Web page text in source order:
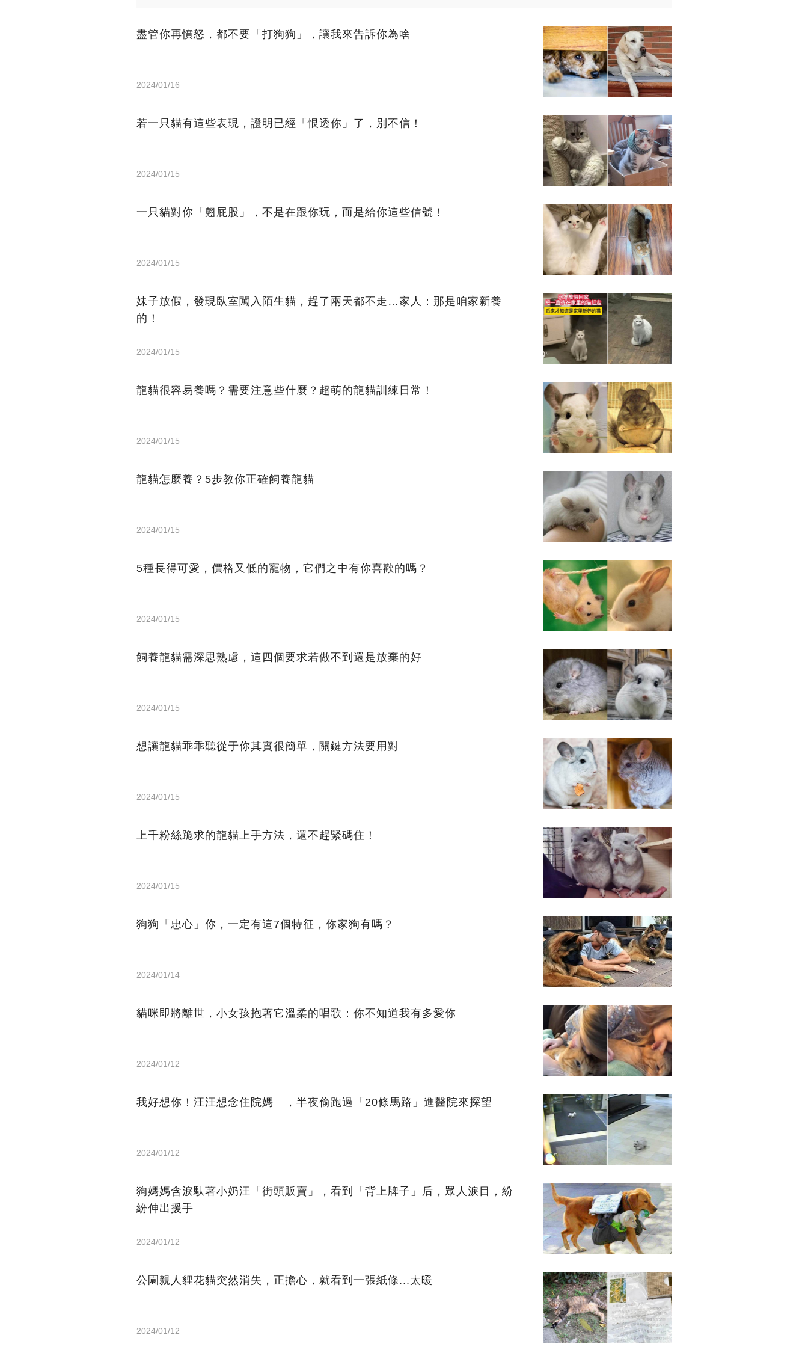
盡管你再憤怒，都不要「打狗狗」，讓我來告訴你為啥
2024/01/16
若一只貓有這些表現，證明已經「恨透你」了，別不信！
2024/01/15
一只貓對你「翹屁股」，不是在跟你玩，而是給你這些信號！
2024/01/15
妹子放假，發現臥室闖入陌生貓，趕了兩天都不走…家人：那是咱家新養
的！
2024/01/15
龍貓很容易養嗎？需要注意些什麼？超萌的龍貓訓練日常！
2024/01/15
龍貓怎麼養？5步教你正確飼養龍貓
2024/01/15
5種長得可愛，價格又低的寵物，它們之中有你喜歡的嗎？
2024/01/15
飼養龍貓需深思熟慮，這四個要求若做不到還是放棄的好
2024/01/15
想讓龍貓乖乖聽從于你其實很簡單，關鍵方法要用對
2024/01/15
上千粉絲跪求的龍貓上手方法，還不趕緊碼住！
2024/01/15
狗狗「忠心」你，一定有這7個特征，你家狗有嗎？
2024/01/14
貓咪即將離世，小女孩抱著它溫柔的唱歌：你不知道我有多愛你
2024/01/12
我好想你！汪汪想念住院媽 ，半夜偷跑過「20條馬路」進醫院來探望
2024/01/12
狗媽媽含淚馱著小奶汪「街頭販賣」，看到「背上牌子」后，眾人淚目，紛
紛伸出援手
2024/01/12
公園親人貍花貓突然消失，正擔心，就看到一張紙條...太暖
2024/01/12